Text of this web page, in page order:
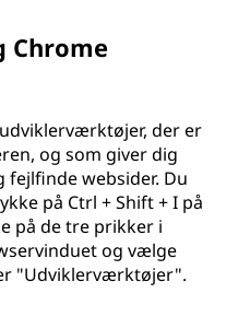
Chrome
der er
og som giver dig
websider. Du
på Ctrl + Shift + I på
på de tre prikker i
og vælge
"Udviklerværktøjer".